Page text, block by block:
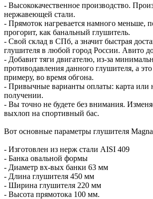
- Высококачественное производство.
нержавеющей стали.
- Прямоток нагревается намного меньше,
прогорит, как банальный глушитель.
- Свой склад в СПб, а значит быстрая
глушителя в любой город России. Авито
- Добавит тяги двигателю, из-за
противодавления данного глушителя, а
примеру, во время обгона.
- Привычные варианты оплаты: карта или
получении.
- Вы точно не будете без внимания.
выхлоп на спортивный бас.
Вот основные параметры глушителя
- Изготовлен из нерж стали AISI 409
- Банка овальной формы
- Диаметр вх-вых банки 63 мм
- Длина глушителя 450 мм
- Ширина глушителя 220 мм
- Высота прямотока 100 мм.